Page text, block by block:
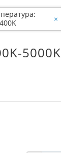
×
5000K